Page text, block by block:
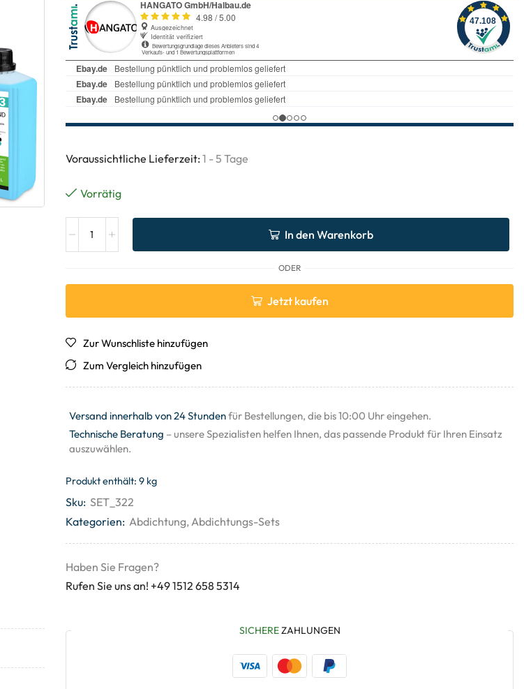
Voraussichtliche Lieferzeit: 1 - 5 Tage
Vorrätig
In den Warenkorb
ODER
Jetzt kaufen
Zur Wunschliste hinzufügen
Zum Vergleich hinzufügen
Versand innerhalb von 24 Stundenfür Bestellungen, die bis 10:00 Uhr eingehen.
Technische Beratung – unsere Spezialisten helfen Ihnen, das passende Produkt für Ihren Einsatz
auszuwählen.
Produkt enthält: 9 kg
Sku: SET_322
Kategorien: Abdichtung,Abdichtungs-Sets
Haben Sie Fragen?
Rufen Sie uns an! +49 1512 658 5314
SICHEREZAHLUNGEN